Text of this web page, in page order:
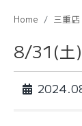
Home 三重店
8/31(土)